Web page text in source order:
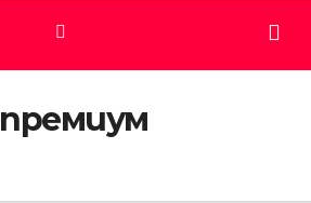
премиум